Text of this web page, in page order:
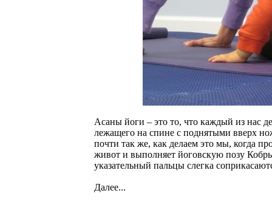
Асаны йоги – это то, что каждый из нас
лежащего на спине с поднятыми вверх
почти так же, как делаем это мы, когда
живот и выполняет йоговскую позу
указательный пальцы слегка
Далее...